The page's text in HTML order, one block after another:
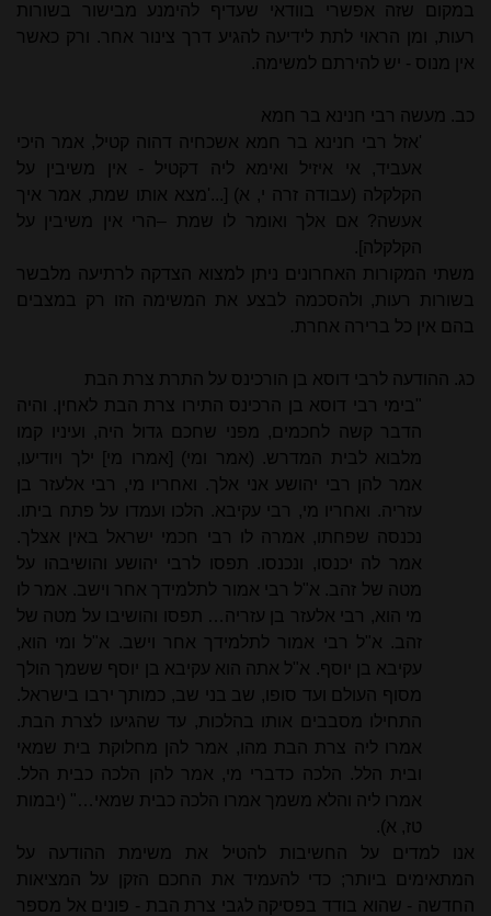
במקום שזה אפשרי בוודאי שעדיף להימנע מבישור בשורות
רעות, ומן הראוי לתת לידיעה להגיע דרך צינור אחר. ורק כאשר
אין מנוס - יש להירתם למשימה.
כב. מעשה רבי חנינא בר חמא
'אזל רבי חנינא בר חמא אשכחיה דהוה קטיל, אמר היכי
אעביד, אי איזיל ואימא ליה דקטיל - אין משיבין על
הקלקלה (עבודה זרה י, א) [...'מצא אותו שמת, אמר איך
אעשה? אם אלך ואומר לו שמת –הרי אין משיבין על
הקלקלה].
משתי המקורות האחרונים ניתן למצוא הצדקה לרתיעה מלבשר
בשורות רעות, ולהסכמה לבצע את המשימה הזו רק במצבים
בהם אין כל ברירה אחרת.
כג. ההודעה לרבי דוסא בן הורכינס על התרת צרת הבת
"בימי רבי דוסא בן הרכינס התירו צרת הבת לאחין. והיה
הדבר קשה לחכמים, מפני שחכם גדול היה, ועיניו קמו
מלבוא לבית המדרש. (אמר ומי) [אמרו מי] ילך ויודיעו,
אמר להן רבי יהושע אני אלך. ואחריו מי, רבי אלעזר בן
עזריה. ואחריו מי, רבי עקיבא. הלכו ועמדו על פתח ביתו.
נכנסה שפחתו, אמרה לו רבי חכמי ישראל באין אצלך.
אמר לה יכנסו, ונכנסו. תפסו לרבי יהושע והושיבהו על
מטה של זהב. א"ל רבי אמור לתלמידך אחר וישב. אמר לו
מי הוא, רבי אלעזר בן עזריה
תפסו והושיבו על מטה של
זהב. א"ל רבי אמור לתלמידך אחר וישב. א"ל ומי הוא,
עקיבא בן יוסף. א"ל אתה הוא עקיבא בן יוסף ששמך הולך
מסוף העולם ועד סופו, שב בני שב, כמותך ירבו בישראל.
התחילו מסבבים אותו בהלכות, עד שהגיעו לצרת הבת.
אמרו ליה צרת הבת מהו, אמר להן מחלוקת בית שמאי
ובית הלל. הלכה כדברי מי, אמר להן הלכה כבית הלל.
אמרו ליה והלא משמך אמרו הלכה כבית שמאי
" (יבמות
טז, א).
אנו למדים על החשיבות להטיל את משימת ההודעה על
המתאימים ביותר; כדי להעמיד את החכם הזקן על המציאות
החדשה - שהוא בודד בפסיקה לגבי צרת הבת - פונים אל מספר